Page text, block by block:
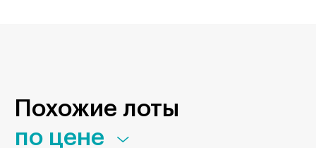
Похожие лоты
по цене